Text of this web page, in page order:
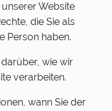
Website
die Sie als
Person haben.
wie wir
verarbeiten.
wann Sie der